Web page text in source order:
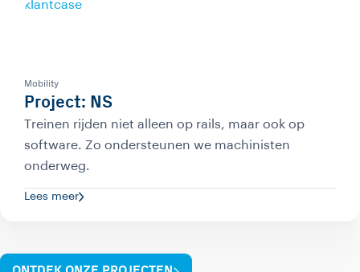
Mobility
Project: NS
Treinen rijden niet alleen op rails, maar ook op
software. Zo ondersteunen we machinisten
onderweg.
Lees meer